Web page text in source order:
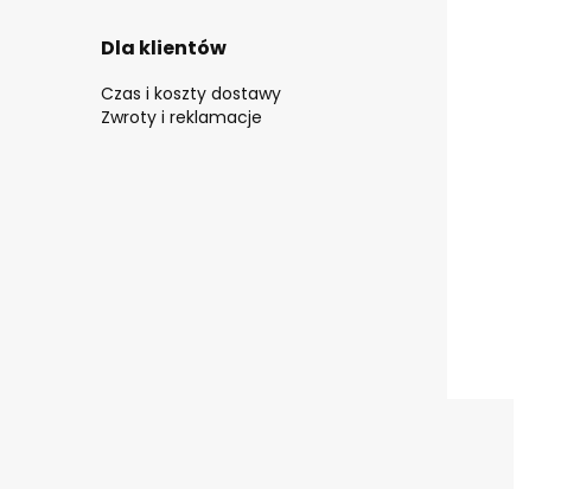
Dla klientów
Czas i koszty dostawy
Zwroty i reklamacje